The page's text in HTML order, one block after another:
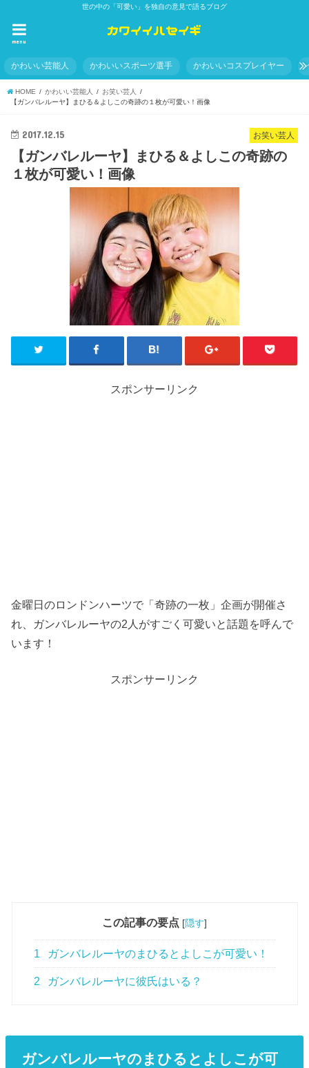
世の中の「可愛い」を独自の意見で語るブログ
menu
かわいい芸能人 かわいいスポーツ選手 かわいいコスプレイヤー
HOME かわいい芸能人
お笑い芸人
【ガンバレルーヤ】まひる＆よしこの奇跡の１枚が可愛い！画像
お笑い芸人
2017.12.15
【ガンバレルーヤ】まひる＆よしこの奇跡の
１枚が可愛い！画像
スポンサーリンク
金曜日のロンドンハーツで「奇跡の一枚」企画が開催さ
れ、ガンバレルーヤの2人がすごく可愛いと話題を呼んで
います！
スポンサーリンク
この記事の要点 [隠す]
1 ガンバレルーヤのまひるとよしこが可愛い！
2 ガンバレルーヤに彼氏はいる？
ガンバレルーヤのまひるとよしこが可